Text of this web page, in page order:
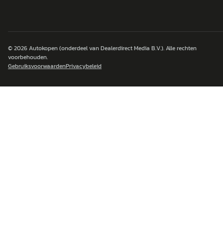
© 2026Autokopen(onderdeel van Dealerdirect Media B.V.). Alle rechten
voorbehouden.
GebruiksvoorwaardenPrivacybeleid